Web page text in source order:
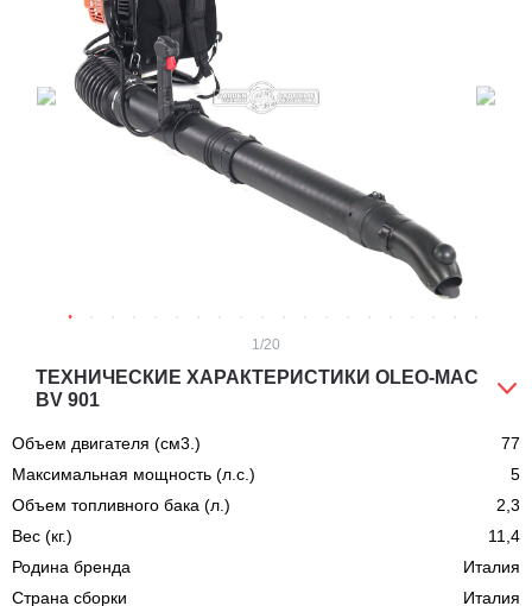
1 /20
ТЕХНИЧЕСКИЕ ХАРАКТЕРИСТИКИ OLEO-MAC
BV 901
Объем двигателя (см3.)
77
Максимальная мощность (л.с.)
5
Объем топливного бака (л.)
2,3
Вес (кг.)
11,4
Родина бренда
Италия
Страна сборки
Италия